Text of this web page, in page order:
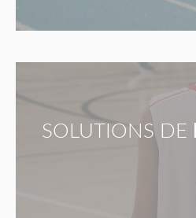
SOLUTIONS DE